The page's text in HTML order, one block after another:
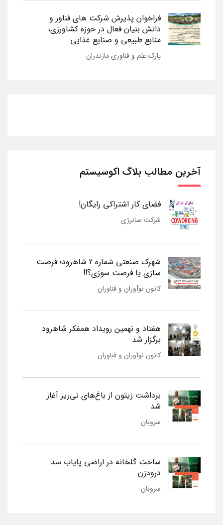
فراخوان پذیرش شرکت های فناور و
دانش بنیان فعال در حوزه کشاورزی،
منابع طبیعی و صنایع غذایی
پارک علم و فناوری مازندران
آخرین مطالب بلاگ اکوسیستم
فضای کار اشتراکی رایگان!
شرکت صانرژی
شهرک صنعتی شماره 2 شاهرود؛ فرصت
سازی یا فرصت سوزی؟!!
کانون نوآوران و فناوران
هفتاد و نهمین رویداد همفکر شاهرود
برگزار شد
کانون نوآوران و فناوران
برداشت زیتون از باغ‌های نی‌ریز آغاز
شد
سروبان
ساخت گلخانه در اراضی پایاب سد
درودزن
سروبان